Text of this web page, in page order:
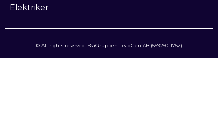
Elektriker
© All rights reserved: BraGruppen LeadGen AB (559250-1752)